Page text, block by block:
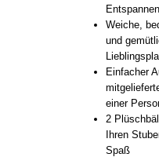
Entspannen
Weiche,
und
Einfacher
einer
2
Ihren
Spaß